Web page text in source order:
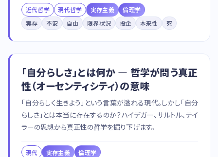
近代哲学 現代哲学 実存主義
倫理学
実存
不安 自由 限界状況 投企 本来性 死
「自分らしさ」とは何か — 哲学が問う真正
性（オーセンティシティ）の意味
「自分らしく生きよう」という言葉が溢れる現代。しかし「自分
らしさ」とは本当に存在するのか？ハイデガー、サルトル、テイ
ラーの思想から真正性の哲学を掘り下げます。
現代 実存主義
倫理学